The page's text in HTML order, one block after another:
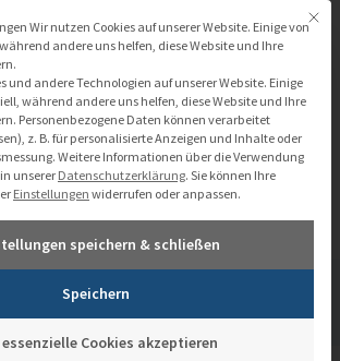
Quality
Quickstart Data Quality
Mit
Wir nutzen Cookies auf unserer Website. Einige von
andere uns helfen, diese Website und Ihre
und andere Technologien auf unserer Website. Einige
während andere uns helfen, diese Website und Ihre
Personenbezogene Daten können verarbeitet
z. B. für personalisierte Anzeigen und Inhalte oder
Weitere Informationen über die Verwendung
unserer Datenschutzerklärung. Sie können Ihre
Einstellungen widerrufen oder anpassen.
speichern & schließen
Speichern
essenzielle Cookies akzeptieren